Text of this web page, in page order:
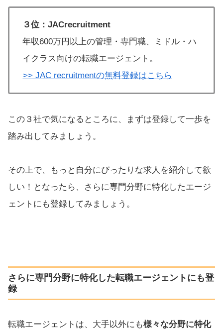
３位：JACrecruitment
年収600万円以上の管理・専門職、ミドル・ハ
イクラス向けの転職エージェント。
>> JAC recruitmentの無料登録はこちら
この３社で気になるところに、まずは登録して一歩を
踏み出してみましょう。
その上で、もっと自分にぴったりな求人を紹介して欲
しい！となったら、さらに専門分野に特化したエージ
ェントにも登録してみましょう。
さらに専門分野に特化した転職エージェントにも登
録
転職エージェントは、大手以外にも様々な分野に特化